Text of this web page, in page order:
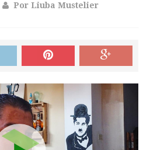
Por Liuba Mustelier